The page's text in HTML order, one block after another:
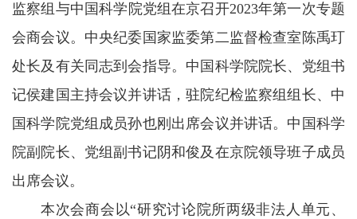
监察组与中国科学院党组在京召开2023年第一次专题
会商会议。中央纪委国家监委第二监督检查室陈禹玎
处长及有关同志到会指导。中国科学院院长、党组书
记侯建国主持会议并讲话，驻院纪检监察组组长、中
国科学院党组成员孙也刚出席会议并讲话。中国科学
院副院长、党组副书记阴和俊及在京院领导班子成员
出席会议。
本次会商会以“研究讨论院所两级非法人单元、